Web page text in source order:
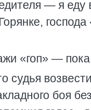
— я еду
«гоп» —
судья
боя